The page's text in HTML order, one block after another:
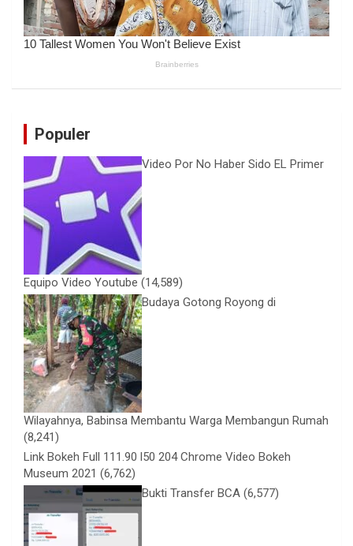
Populer
Video Por No Haber Sido EL Primer
Equipo Video Youtube (14,589)
Budaya Gotong Royong di
Wilayahnya, Babinsa Membantu Warga Membangun Rumah
(8,241)
Link Bokeh Full 111.90 l50 204 Chrome Video Bokeh
Museum 2021 (6,762)
Bukti Transfer BCA (6,577)